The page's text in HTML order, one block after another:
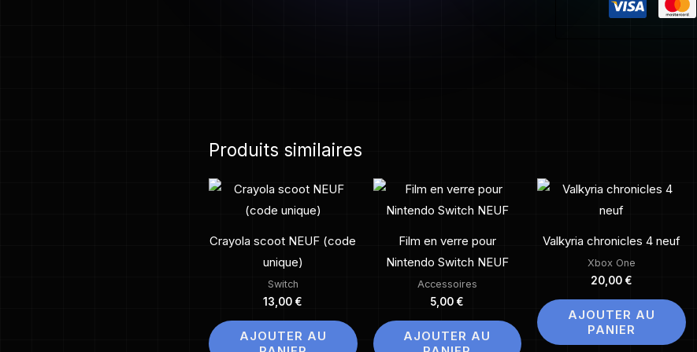
Produits similaires
Crayola scoot NEUF (code
unique)
Switch
13,00 €
AJOUTER AU
Film en verre pour
Nintendo Switch NEUF
Accessoires
5,00 €
AJOUTER AU
Valkyria chronicles 4 neuf
Xbox One
20,00 €
AJOUTER AU
PANIER